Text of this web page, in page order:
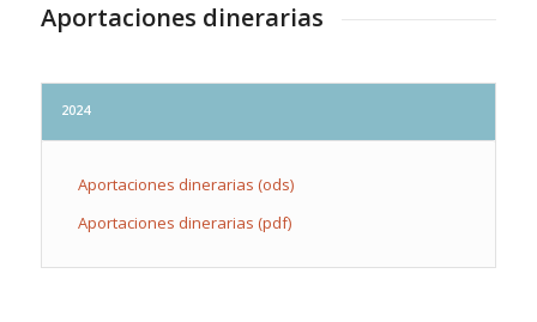
Aportaciones dinerarias
2024
Aportaciones dinerarias (ods)
Aportaciones dinerarias (pdf)